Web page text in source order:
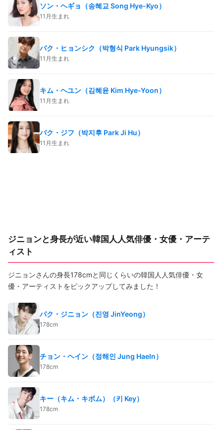
ソン・ヘギョ（송혜교 Song Hye-Kyo）
11月生まれ
パク・ヒョンシク（박형식 Park Hyungsik）
11月生まれ
キム・ヘユン（김혜윤 Kim Hye-Yoon）
11月生まれ
パク・ジフ（박지후 Park Ji Hu）
11月生まれ
ジニョンと身長が近い韓国人人気俳優・女優・アーテ
ィスト
ジニョンさんの身長178cmと同じくらいの韓国人人気俳優・女
優・アーティストをピックアップしてみました！
パク・ジニョン（진영 JinYeong）
178cm
チョン・ヘイン（정해인 Jung HaeIn）
178cm
キー（キム・キボム）（키 Key）
178cm